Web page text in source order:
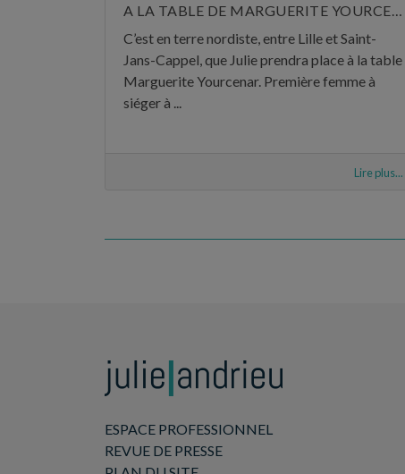
C’est en terre nordiste, entre Lille et Saint-
Jans-Cappel, que Julie prendra place à la table
Marguerite Yourcenar. Première femme à
siéger à ...
Lire plus...
ESPACE PROFESSIONNEL
REVUE DE PRESSE